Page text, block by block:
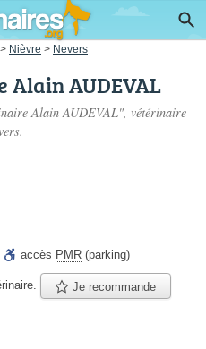
> Nièvre > Nevers
AUDEVAL
Alain AUDEVAL", vétérinaire
accès PMR (parking)
Je recommande